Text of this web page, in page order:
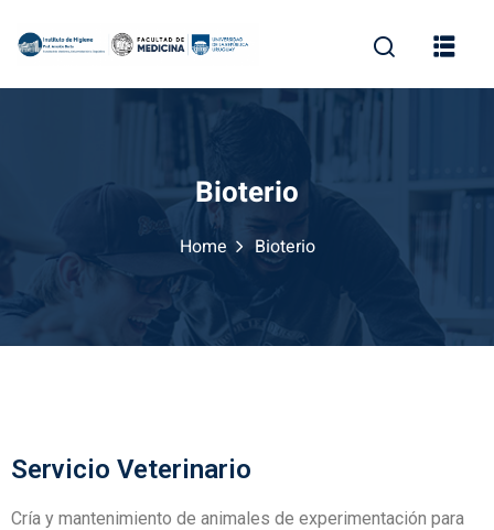
Bioterio
Home Bioterio
Servicio Veterinario
Cría y mantenimiento de animales de experimentación para